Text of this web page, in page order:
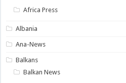
Africa Press
Albania
Ana-News
Balkans
Balkan News